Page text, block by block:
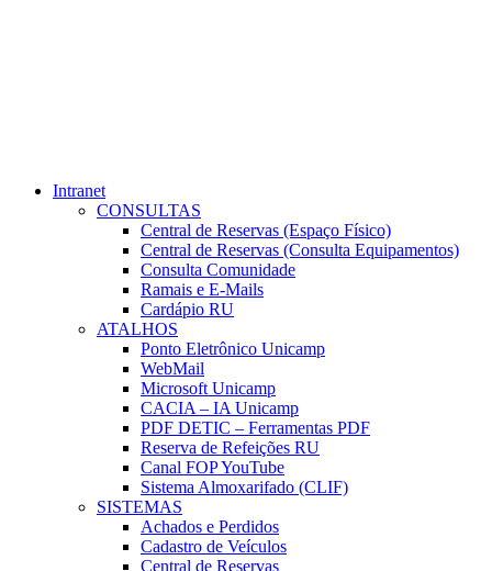
Intranet
CONSULTAS
Central de Reservas (Espaço Físico)
Central de Reservas (Consulta Equipamentos)
Consulta Comunidade
Ramais e E-Mails
Cardápio RU
ATALHOS
Ponto Eletrônico Unicamp
WebMail
Microsoft Unicamp
CACIA – IA Unicamp
PDF DETIC – Ferramentas PDF
Reserva de Refeições RU
Canal FOP YouTube
Sistema Almoxarifado (CLIF)
SISTEMAS
Achados e Perdidos
Cadastro de Veículos
Central de Reservas